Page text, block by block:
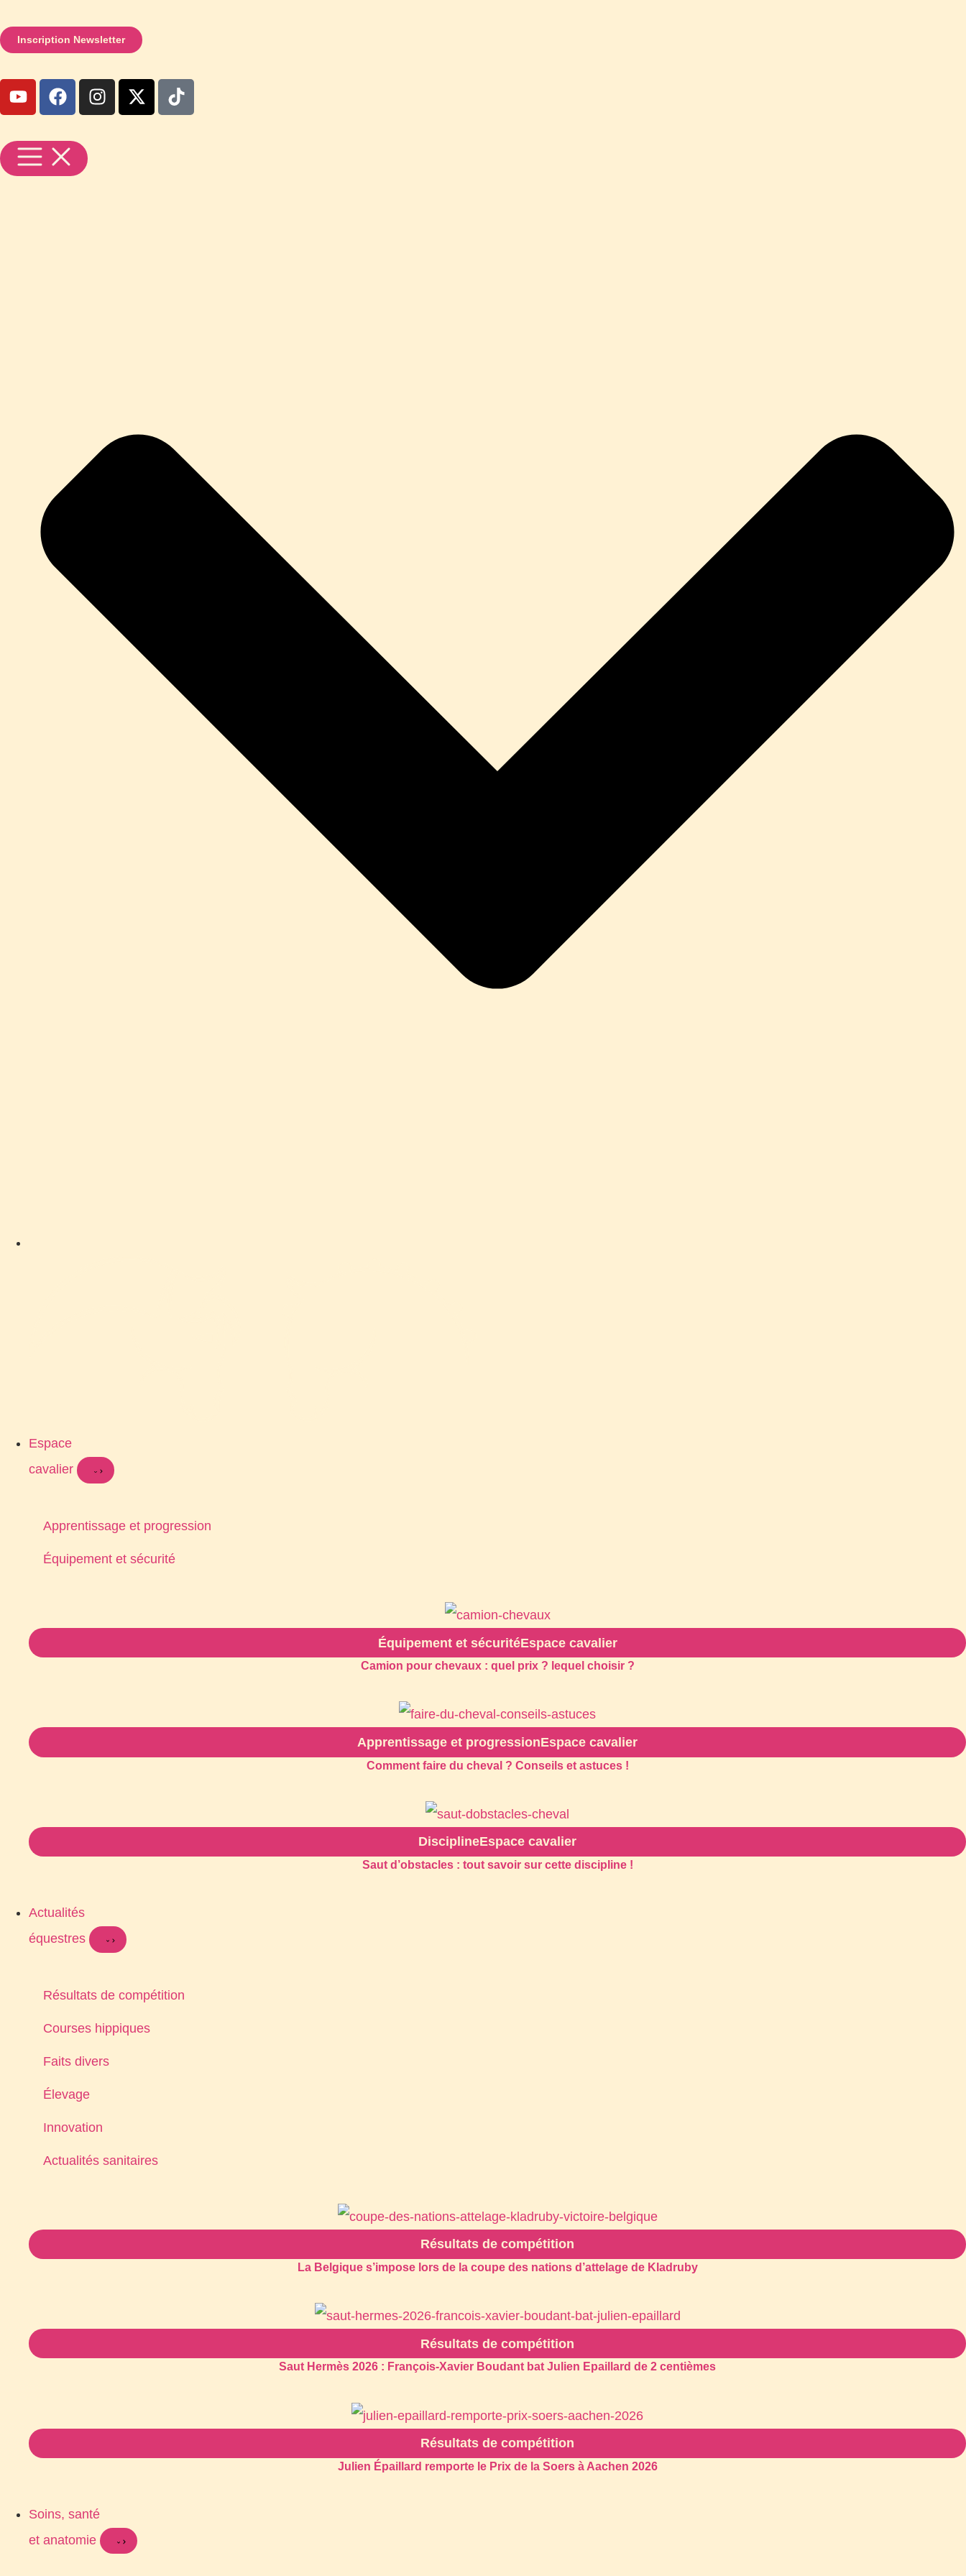
Inscription Newsletter
Espace
cavalier
Apprentissage et progression
Équipement et sécurité
Équipement et sécuritéEspace cavalier
Camion pour chevaux : quel prix ? lequel choisir ?
Apprentissage et progressionEspace cavalier
Comment faire du cheval ? Conseils et astuces !
DisciplineEspace cavalier
Saut d’obstacles : tout savoir sur cette discipline !
Actualités
équestres
Résultats de compétition
Courses hippiques
Faits divers
Élevage
Innovation
Actualités sanitaires
Résultats de compétition
La Belgique s’impose lors de la coupe des nations d’attelage de Kladruby
Résultats de compétition
Saut Hermès 2026 : François-Xavier Boudant bat Julien Epaillard de 2 centièmes
Résultats de compétition
Julien Épaillard remporte le Prix de la Soers à Aachen 2026
Soins, santé
et anatomie